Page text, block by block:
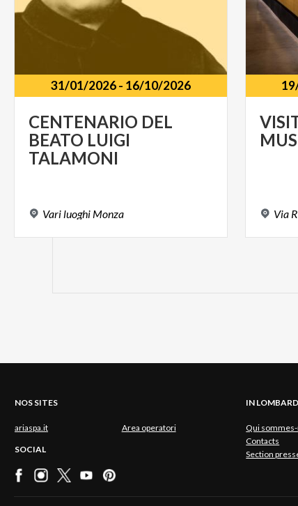
31/01/2026- 16/10/2026
CENTENARIO DEL
BEATO LUIGI
TALAMONI
Variluoghi Monza Via
NOS SITES
ariaspa.it Area operatori
SOCIAL
IN
Qui
Contacts
Section